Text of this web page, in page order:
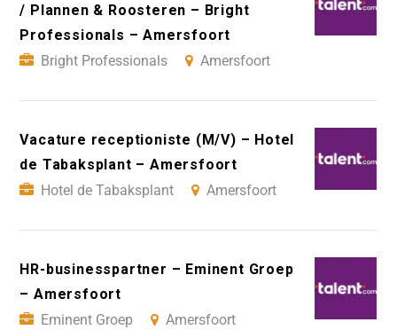
/ Plannen & Roosteren – Bright
Professionals – Amersfoort
Bright Professionals
Amersfoort
Vacature receptioniste (M/V) – Hotel
de Tabaksplant – Amersfoort
Hotel de Tabaksplant
Amersfoort
HR-businesspartner – Eminent Groep
– Amersfoort
Eminent Groep
Amersfoort